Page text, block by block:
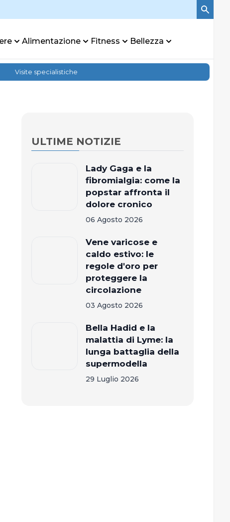
Alimentazione Fitness Bellezza
Visite specialistiche
ULTIME NOTIZIE
Lady Gaga e la
fibromialgia: come la
popstar affronta il
dolore cronico
06 Agosto 2026
Vene varicose e
caldo estivo: le
regole d'oro per
proteggere la
circolazione
03 Agosto 2026
Bella Hadid e la
malattia di Lyme: la
lunga battaglia della
supermodella
29 Luglio 2026